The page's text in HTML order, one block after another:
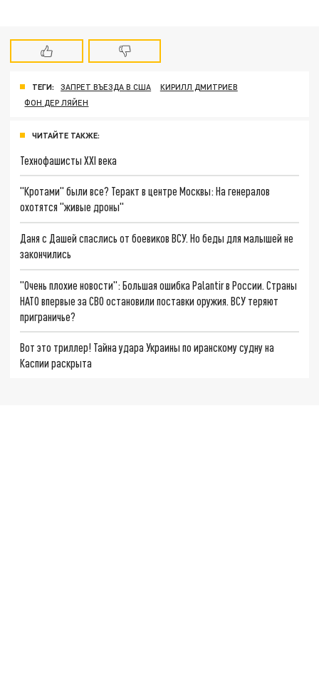
ТЕГИ: ЗАПРЕТ ВЪЕЗДА В США
КИРИЛЛ ДМИТРИЕВ
ФОН ДЕР ЛЯЙЕН
ЧИТАЙТЕ ТАКЖЕ:
Технофашисты XXI века
"Кротами" были все? Теракт в центре Москвы: На генералов
охотятся "живые дроны"
Даня с Дашей спаслись от боевиков ВСУ. Но беды для малышей не
закончились
"Очень плохие новости": Большая ошибка Palantir в России. Страны
НАТО впервые за СВО остановили поставки оружия. ВСУ теряют
приграничье?
Вот это триллер! Тайна удара Украины по иранскому судну на
Каспии раскрыта